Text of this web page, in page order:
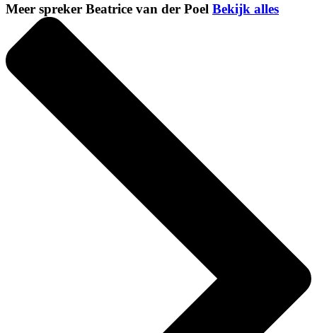
Meer spreker Beatrice van der Poel Bekijk alles